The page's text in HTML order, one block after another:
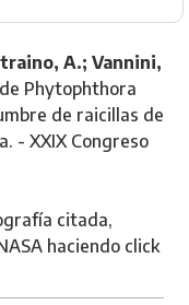
A.; Vannini,
Phytophthora
de raicillas de
- XXIX Congreso
citada,
haciendo click